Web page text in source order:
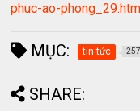
phuc-ao-phong_29.html
MỤC: tin tức
SHARE: